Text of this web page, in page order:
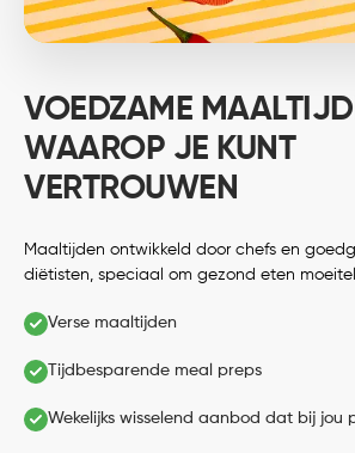
VOEDZAME
WAAROP JE KUNT
VERTROUWEN
Maaltijden ontwikkeld door chefs en
diëtisten, speciaal om gezond eten
Verse maaltijden
Tijdbesparende meal preps
Wekelijks wisselend aanbod dat bij jou